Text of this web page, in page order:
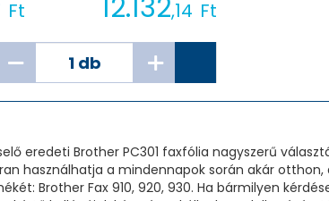
Ft 12.132,14 Ft
eredeti Brother PC301 faxfólia nagyszerű
használhatja a mindennapok során akár
Brother Fax 910, 920, 930. Ha bármilyen